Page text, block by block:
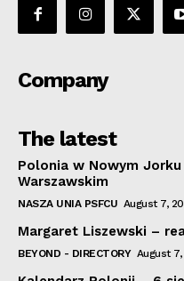
Company
The latest
Polonia w Nowym
Warszawskim
NASZA UNIA PSFCU August 7,
Margaret Liszewski –
BEYOND - DIRECTORY August